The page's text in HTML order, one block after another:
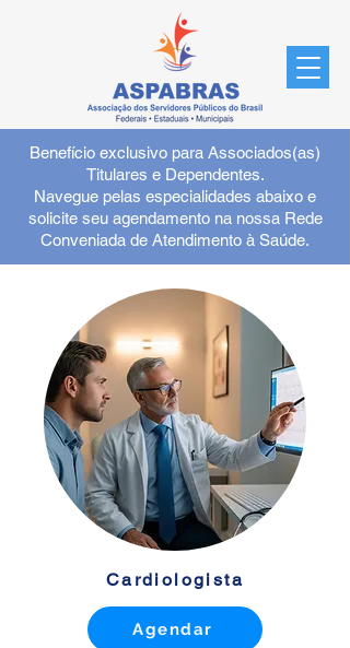
Benefício exclusivo para Associados(as)
Titulares e Dependentes.
Navegue pelas especialidades abaixo e
solicite seu agendamento na nossa Rede
Conveniada de Atendimento à Saúde.
Cardiologista
Agendar